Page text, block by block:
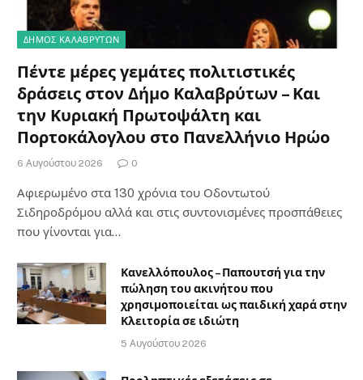
ΔΗΜΟΣ ΚΑΛΑΒΡΥΤΩΝ
Πέντε μέρες γεμάτες πολιτιστικές
δράσεις στον Δήμο Καλαβρύτων – Και
την Κυριακή Πρωτοψάλτη και
Πορτοκάλογλου στο Πανελλήνιο Ηρώο
6 Αυγούστου 2026 0
Αφιερωμένο στα 130 χρόνια του Οδοντωτού
Σιδηροδρόμου αλλά και στις συντονισμένες προσπάθειες
που γίνονται για…
Κανελλόπουλος – Παπουτσή για την
πώληση του ακινήτου που
χρησιμοποιείται ως παιδική χαρά στην
Κλειτορία σε ιδιώτη
5 Αυγούστου 2026